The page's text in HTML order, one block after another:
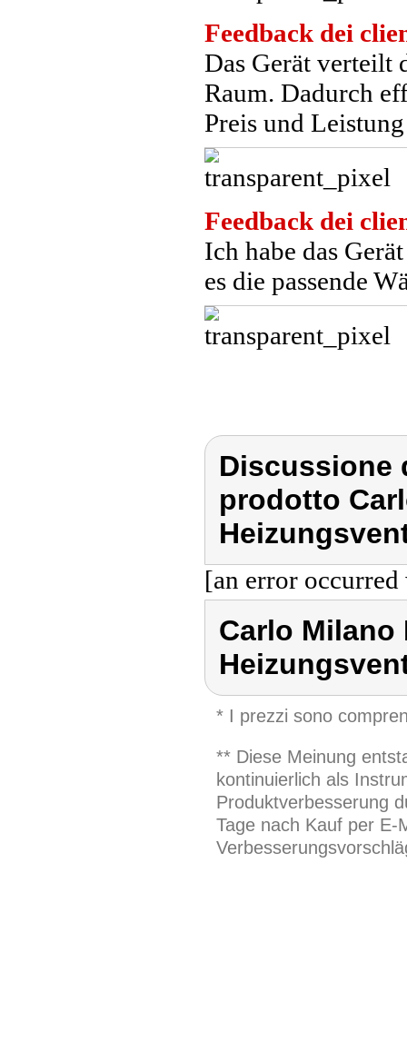
Feedback dei
Das Gerät verteilt
Raum. Dadurch
Preis und
Feedback dei
Ich habe das
es die passende
Discussione
prodotto
[an error
Carlo Milano
* I prezzi sono
** Diese Meinung
kontinuierlich als
Produktverbesserung
Tage nach Kauf per E-